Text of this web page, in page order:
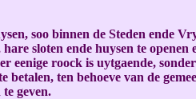
soo binnen de Steden ende
sloten ende huysen te
eenige roock is uytgaende,
betalen, ten behoeve van de
geven.